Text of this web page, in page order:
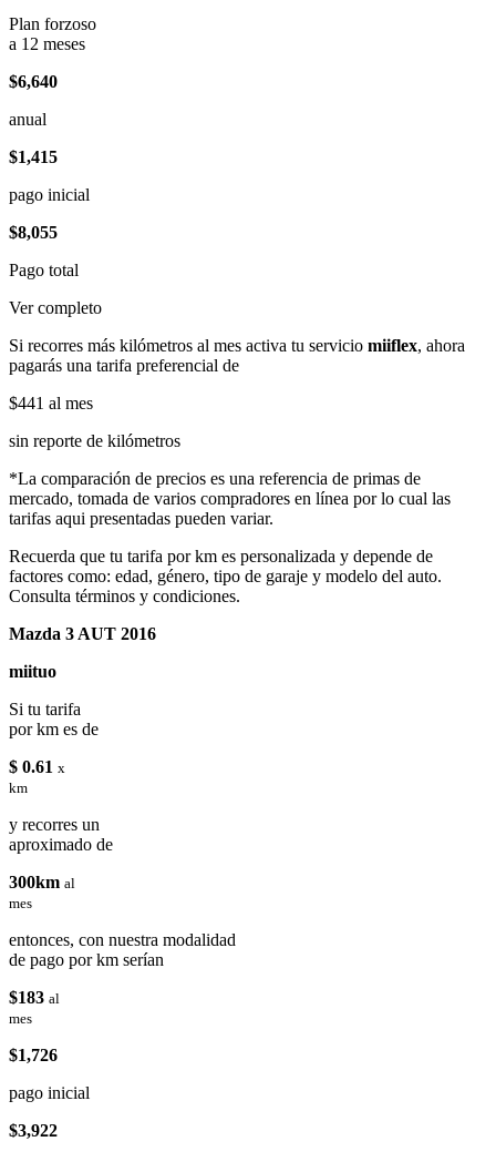
Plan forzoso
a 12 meses
$6,640
anual
$1,415
pago inicial
$8,055
Pago total
Ver completo
Si recorres más kilómetros al mes activa tu servicio miiflex, ahora
pagarás una tarifa preferencial de
$441 al mes
sin reporte de kilómetros
*La comparación de precios es una referencia de primas de
mercado, tomada de varios compradores en línea por lo cual las
tarifas aqui presentadas pueden variar.
Recuerda que tu tarifa por km es personalizada y depende de
factores como: edad, género, tipo de garaje y modelo del auto.
Consulta términos y condiciones.
Mazda 3 AUT 2016
miituo
Si tu tarifa
por km es de
$ 0.61 x
km
y recorres un
aproximado de
300km al
mes
entonces, con nuestra modalidad
de pago por km serían
$183 al
mes
$1,726
pago inicial
$3,922